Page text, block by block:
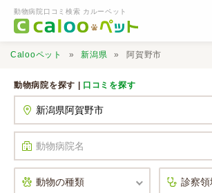
動物病院口コミ検索 カルーペット
口コミ検索
Calooペット 新潟県 阿賀野市
動物病院を探す | 口コミを探す